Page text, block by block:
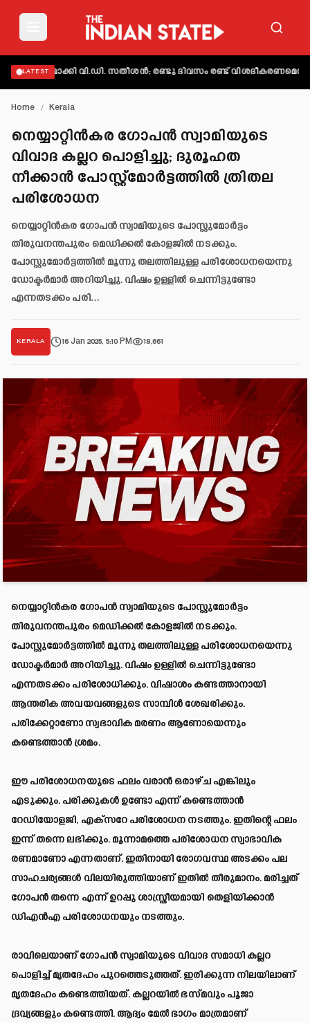
LATEST വി.ഡി. സതീശൻ; രണ്ടു ദിവസം രണ്ട് വിശദീകരണമെന്ന്
Home / Kerala
നെയ്യാറ്റിന്‍കര ഗോപന്‍ സ്വാമിയുടെ
വിവാദ കല്ലറ പൊളിച്ചു; ദുരൂ​ഹത
നീക്കാൻ പോസ്റ്റ്മോർട്ടത്തിൽ ത്രിതല
പരിശോധന
നെയ്യാറ്റിൻകര ഗോപൻ സ്വാമിയുടെ പോസ്റ്റുമോർട്ടം
തിരുവനന്തപുരം മെഡിക്കൽ കോളജിൽ നടക്കും.
പോസ്റ്റുമോർട്ടത്തിൽ മൂന്നു തലത്തിലുള്ള പരിശോധനയെന്നു
ഡോക്ടർമാർ അറിയിച്ചു. വിഷം ഉള്ളിൽ ചെന്നിട്ടുണ്ടോ
എന്നതടക്കം പരി…
KERALA 16 Jan 2025, 5:10 PM 18,661
നെയ്യാറ്റിൻകര ഗോപൻ സ്വാമിയുടെ പോസ്റ്റുമോർട്ടം
തിരുവനന്തപുരം മെഡിക്കൽ കോളജിൽ നടക്കും.
പോസ്റ്റുമോർട്ടത്തിൽ മൂന്നു തലത്തിലുള്ള പരിശോധനയെന്നു
ഡോക്ടർമാർ അറിയിച്ചു. വിഷം ഉള്ളിൽ ചെന്നിട്ടുണ്ടോ
എന്നതടക്കം പരിശോധിക്കും. വിഷാശം കണ്ടത്താനായി
ആന്തരിക അവയവങ്ങളുടെ സാമ്പിൾ ശേഖരിക്കും.
പരിക്കേറ്റാണോ സ്വഭാവിക മരണം ആണോയെന്നും
കണ്ടെത്താൻ ശ്രമം.
ഈ പരിശോധനയുടെ ഫലം വരാൻ ഒരാഴ്ച എങ്കിലും
എടുക്കും. പരിക്കുകൾ ഉണ്ടോ എന്ന് കണ്ടെത്താൻ
റേഡിയോളജി, എക്‌സറേ പരിശോധന നടത്തും. ഇതിന്റെ ഫലം
ഇന്ന് തന്നെ ലഭിക്കും. മൂന്നാമത്തെ പരിശോധന സ്വാഭാവിക
രണമാണോ എന്നതാണ്. ഇതിനായി രോഗവസ്ഥ അടക്കം പല
സാഹചര്യങ്ങൾ വിലയിരുത്തിയാണ് ഇതിൽ തീരുമാനം. മരിച്ചത്
ഗോപൻ തന്നെ എന്ന് ഉറപ്പു ശാസ്ത്രീയമായി തെളിയിക്കാൻ
ഡിഎൻഎ പരിശോധനയും നടത്തും.
രാവിലെയാണ് ​ഗോപൻ‌ സ്വാമിയുടെ വിവാദ സമാധി കല്ലറ
പൊളിച്ച് മൃതദേഹം പുറത്തെടുത്തത്. ഇരിക്കുന്ന നിലയിലാണ്
മൃതദേഹം കണ്ടെത്തിയത്. കല്ലറയിൽ ഭസ്മവും പൂജാ
ദ്രവ്യങ്ങളും കണ്ടെത്തി. ആദ്യം മേൽ ഭാഗം മാത്രമാണ്